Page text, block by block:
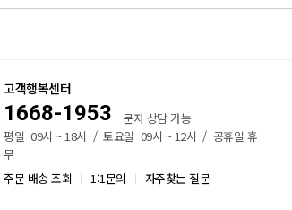
고객행복센터
1668-1953
문자 상담 가능
평일 09시 ~ 18시 / 토요일 09시 ~ 12시 / 공휴일 휴
무
주문 배송 조회
1:1문의 자주찾는 질문